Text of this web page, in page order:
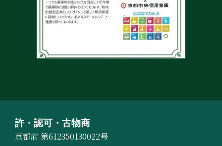
許・認可・古物商
京都府 第612350130022号